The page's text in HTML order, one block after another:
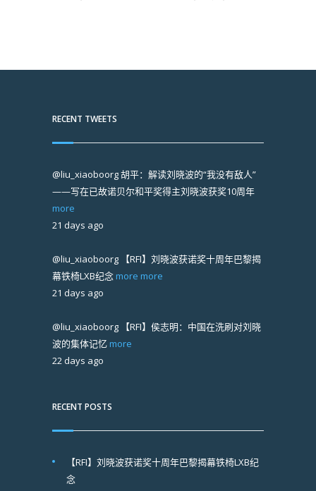
RECENT TWEETS
@liu_xiaoboorg胡平：解读刘晓波的“我没有敌人”
——写在已故诺贝尔和平奖得主刘晓波获奖10周年
more
21 days ago
@liu_xiaoboorg 【RFI】刘晓波获诺奖十周年巴黎揭
幕铁椅LXB纪念 more more
21 days ago
@liu_xiaoboorg 【RFI】侯志明：中国在洗刷对刘晓
波的集体记忆 more
22 days ago
RECENT POSTS
【RFI】刘晓波获诺奖十周年巴黎揭幕铁椅LXB纪
念